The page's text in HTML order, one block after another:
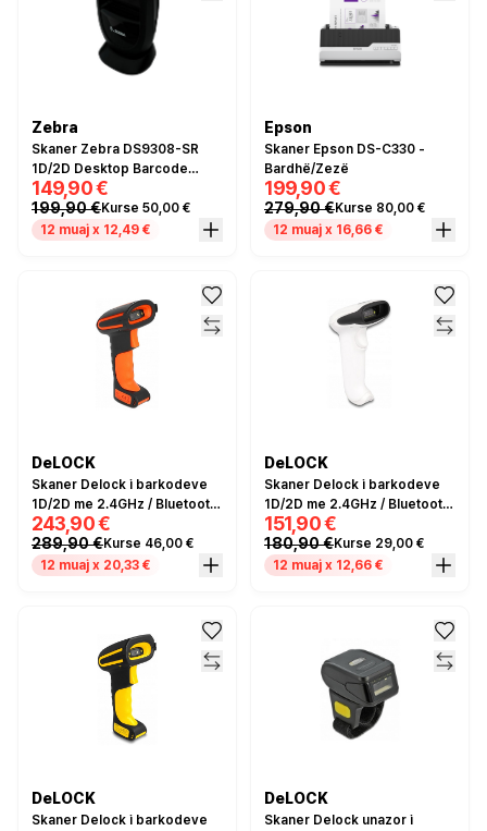
Zebra
Skaner Zebra DS9308-SR
1D/2D Desktop Barcode
Scanner USB Wired- Zezë
149,90 €
199,90 €Kurse 50,00 €
12 muaj x 12,49 €
Epson
Skaner Epson DS-C330 -
Bardhë/Zezë
199,90 €
279,90 €Kurse 80,00 €
12 muaj x 16,66 €
DeLOCK
Skaner Delock i barkodeve
1D/2D me 2.4GHz / Bluetooth
/ USB
243,90 €
289,90 €Kurse 46,00 €
12 muaj x 20,33 €
DeLOCK
Skaner Delock i barkodeve
1D/2D me 2.4GHz / Bluetooth
/ USB - Bardhë
151,90 €
180,90 €Kurse 29,00 €
12 muaj x 12,66 €
DeLOCK
Skaner Delock i barkodeve
DeLOCK
Skaner Delock unazor i